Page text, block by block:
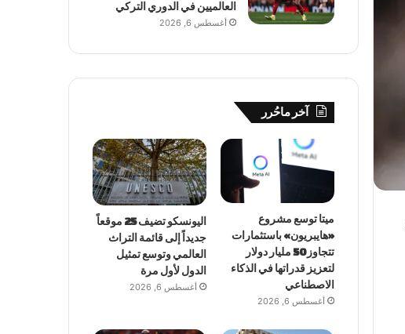
العالميين في الدوري التركي
أغسطس 6, 2026
آخر ماحُرر
ميتا توسع مشروع
«هايبريون» باستثمارات
تتجاوز 50 مليار دولار
لتعزيز قدراتها في الذكاء
الاصطناعي
أغسطس 6, 2026
اليونسكو تضيف 25 موقعاً
جديداً إلى قائمة التراث
العالمي وتوسع تمثيل
الدول لأول مرة
أغسطس 6, 2026